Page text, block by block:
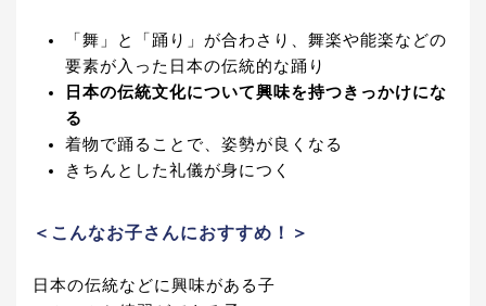
「舞」と「踊り」が合わさり、舞楽や能楽などの
要素が入った日本の伝統的な踊り
日本の伝統文化について興味を持つきっかけにな
る
着物で踊ることで、姿勢が良くなる
きちんとした礼儀が身につく
＜こんなお子さんにおすすめ！＞
日本の伝統などに興味がある子